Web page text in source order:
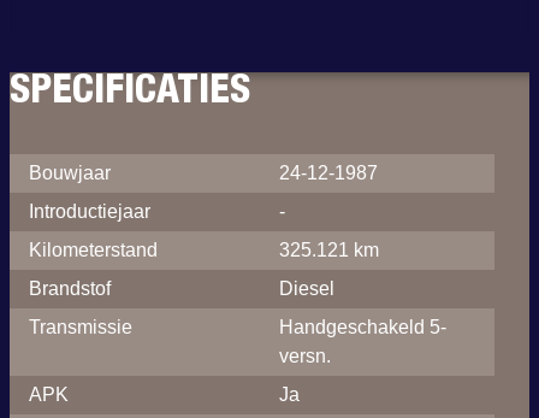
SPECIFICATIES
Bouwjaar
24-12-1987
Introductiejaar
-
Kilometerstand
325.121 km
Brandstof
Diesel
Transmissie
Handgeschakeld 5-
versn.
APK
Ja